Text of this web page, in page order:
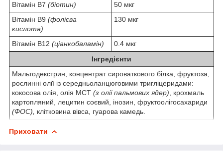
Вітамін В7 (біотин)
50 мкг
Вітамін В9 (фолієва
кислота)
130 мкг
Вітамін В12 (ціанкобаламін)
0.4 мкг
Інгредієнти
Мальтодекстрин, концентрат сироваткового білка, фруктоза,
рослинні олії із середньоланцюговими тригліцеридами:
кокосова олія, олія MCT (з олії пальмових ядер) , крохмаль
картопляний, лецитин соєвий, інозин, фруктоолігосахариди
(ФОС), клітковина вівса, гуарова камедь.
Приховати